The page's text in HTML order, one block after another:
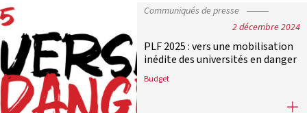
Communiqués de presse
2 décembre 2024
PLF 2025 : vers une mobilisation
inédite des universités en danger
Budget
PLF 2025 : vers une mobilisation